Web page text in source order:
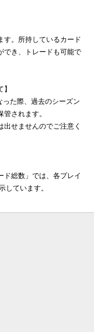
す。所持しているカード
でき、トレードも可能で
た際、過去のシーズン
されます。
せませんのでご注意く
ド総数」では、各プレイ
しています。